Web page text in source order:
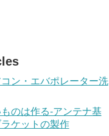
ン・エバポレーター洗
のは作る-アンテナ基
ケットの製作